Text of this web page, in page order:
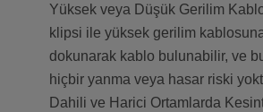
Yüksek veya Düşük Gerilim
klipsi ile yüksek gerilim
dokunarak kablo bulunabilir, ve
hiçbir yanma veya hasar riski
Dahili ve Harici Ortamlarda